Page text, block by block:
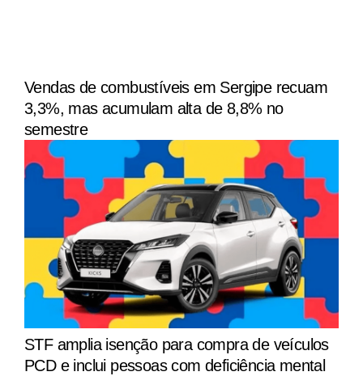
Vendas de combustíveis em Sergipe recuam
3,3%, mas acumulam alta de 8,8% no
semestre
STF amplia isenção para compra de veículos
PCD e inclui pessoas com deficiência mental